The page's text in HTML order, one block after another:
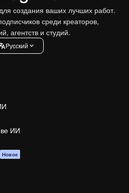
создания ваших лучших работ.
среди креаторов,
агентств и студий.
Pусский
ИИ
Новое